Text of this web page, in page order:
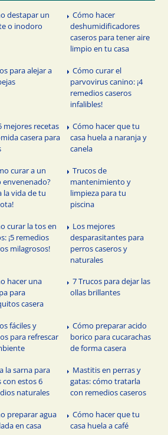
destapar un
o inodoro
Cómo hacer
deshumidificadores
caseros para tener aire
limpio en tu casa
para alejar a
Cómo curar el
parvovirus canino: ¡4
remedios caseros
infalibles!
mejores recetas
casera para
Cómo hacer que tu
casa huela a naranja y
canela
curar a un
envenenado?
la vida de tu
Trucos de
mantenimiento y
limpieza para tu
piscina
curar la tos en
¡5 remedios
milagrosos!
Los mejores
desparasitantes para
perros caseros y
naturales
hacer una
para
casera
7 Trucos para dejar las
ollas brillantes
fáciles y
para refrescar
Cómo preparar acido
borico para cucarachas
de forma casera
la sarna para
con estos 6
naturales
Mastitis en perras y
gatas: cómo tratarla
con remedios caseros
preparar agua
en casa
Cómo hacer que tu
casa huela a café